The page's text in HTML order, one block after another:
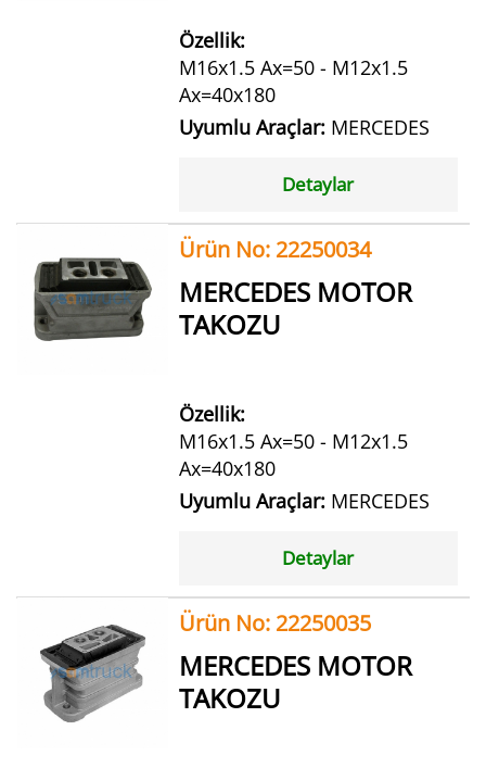
Özellik:
M16x1.5 Ax=50 - M12x1.5
Ax=40x180
Uyumlu Araçlar: MERCEDES
Detaylar
Ürün No: 22250034
MERCEDES MOTOR
TAKOZU
Özellik:
M16x1.5 Ax=50 - M12x1.5
Ax=40x180
Uyumlu Araçlar: MERCEDES
Detaylar
Ürün No: 22250035
MERCEDES MOTOR
TAKOZU